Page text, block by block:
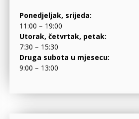
Ponedjeljak, srijeda:
11:00 – 19:00
Utorak, četvrtak, petak:
7:30 – 15:30
Druga subota u mjesecu:
9:00 – 13:00